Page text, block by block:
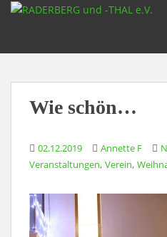
p
Wie schön…
02.12.2019 Annette F
Veranstaltungen, Verein,